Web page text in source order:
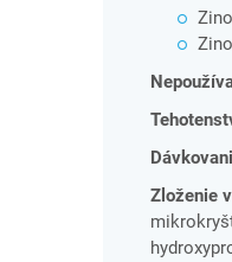
Zloženie